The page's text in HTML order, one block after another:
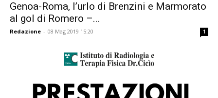
Genoa-Roma, l’urlo di Brenzini e Marmorato
al gol di Romero –...
Redazione - 08 Mag 2019 15:20 1